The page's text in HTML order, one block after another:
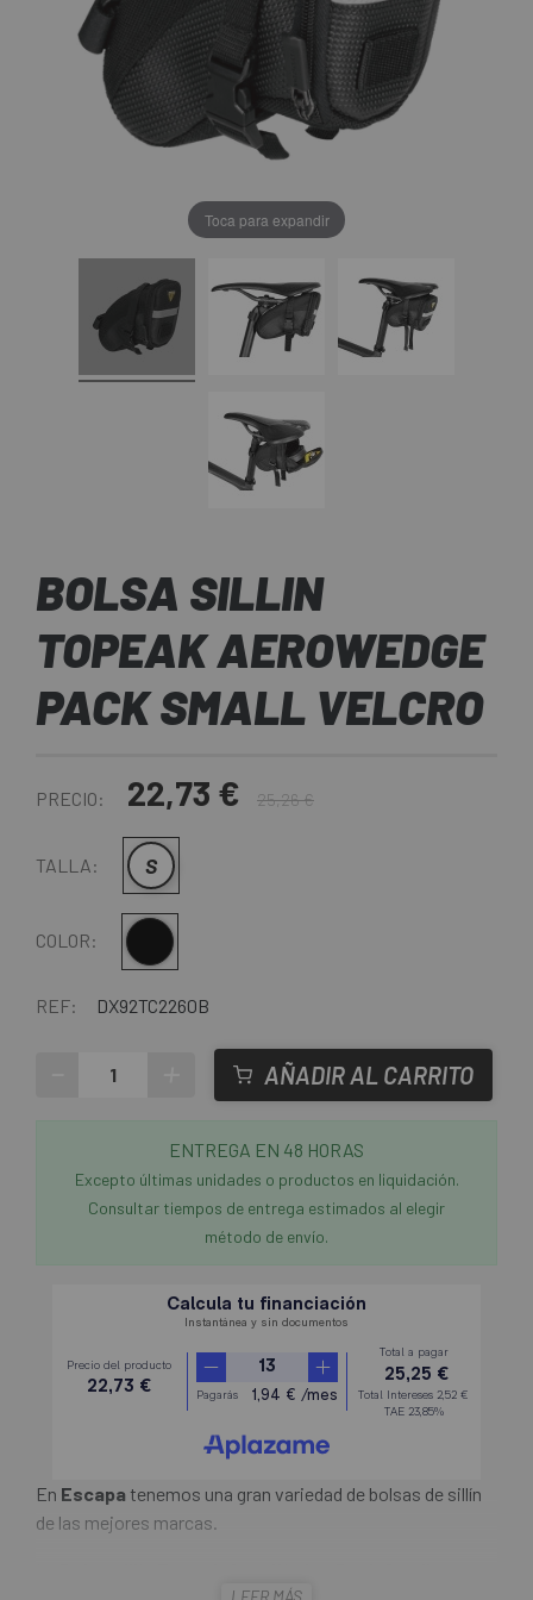
Toca para expandir
BOLSA SILLIN
TOPEAK AEROWEDGE
PACK SMALL VELCRO
PRECIO: 22,73 € 25,26 €
TALLA: S
COLOR: Negro
REF: DX92TC2260B
AÑADIR AL CARRITO
ENTREGA EN 48 HORAS
Excepto últimas unidades o productos en liquidación.
Consultar tiempos de entrega estimados al elegir
método de envío.
En Escapa tenemos una gran variedad de bolsas de sillín
de las mejores marcas.